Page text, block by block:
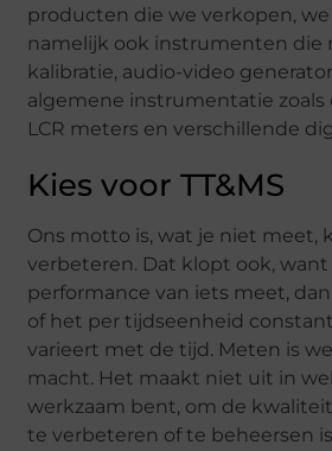
producten die we verkopen,
namelijk ook instrumenten die
kalibratie, audio-video
algemene instrumentatie zoals
LCR meters en verschillende
Kies voor TT&MS
Ons motto is, wat je niet meet,
verbeteren. Dat klopt ook, want
performance van iets meet,
of het per tijdseenheid
varieert met de tijd. Meten is
macht. Het maakt niet uit in
werkzaam bent, om de
te verbeteren of te beheersen